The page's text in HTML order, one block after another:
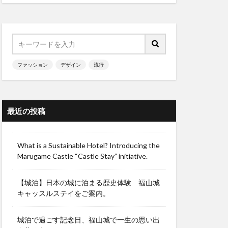
ファッション デザイン 流行
最近の投稿
What is a Sustainable Hotel? Introducing the
Marugame Castle “Castle Stay” initiative.
【城泊】日本の城に泊まる歴史体験 福山城
キャッスルステイをご案内。
城泊で過ごす記念日、福山城で一生の思い出